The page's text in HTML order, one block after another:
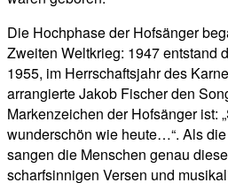
Die Hochphase der Hofsänger
Zweiten Weltkrieg: 1947 entstand
1955, im Herrschaftsjahr des
arrangierte Jakob Fischer den
Markenzeichen der Hofsänger ist:
wunderschön wie heute…“. Als
sangen die Menschen genau
scharfsinnigen Versen und